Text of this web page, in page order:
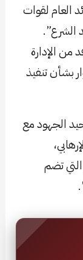
العام لقوات
الشرع”.
من الإدارة
بشأن تنفيذ
الجهود مع
تضم